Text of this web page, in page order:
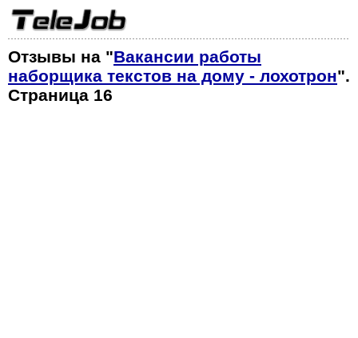
Отзывы на "Вакансии работы
наборщика текстов на дому - лохотрон".
Страница 16